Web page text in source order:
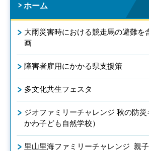
ホーム
大雨災害時における競走馬の避難を
画
障害者雇用にかかる県支援策
多文化共生フェスタ
ジオファミリーチャレンジ 秋の防災
かわ子ども自然学校）
里山里海ファミリーチャレンジ 親